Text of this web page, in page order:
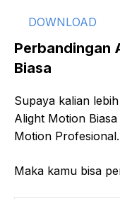
DOWNLOAD
Perbandingan
Biasa
Supaya kalian
Alight Motion
Motion Profesional.
Maka kamu bisa